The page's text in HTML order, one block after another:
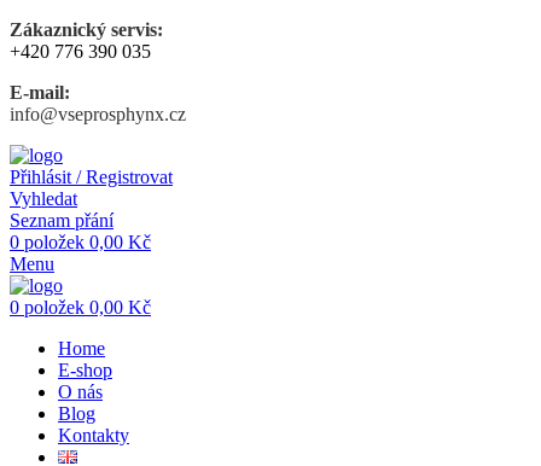
Zákaznický servis:
+420 776 390 035
E-mail:
info@vseprosphynx.cz
Přihlásit / Registrovat
Vyhledat
Seznam přání
0 položek 0,00 Kč
Menu
0 položek 0,00 Kč
Home
E-shop
O nás
Blog
Kontakty